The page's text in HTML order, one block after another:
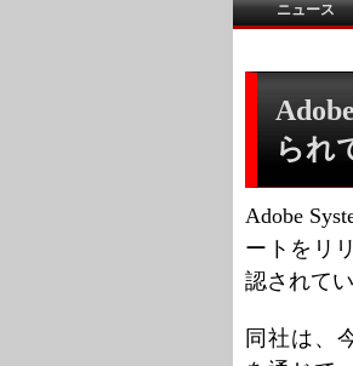
ニュース
られ
Adobe
ートをリ
認されてい
同社は、